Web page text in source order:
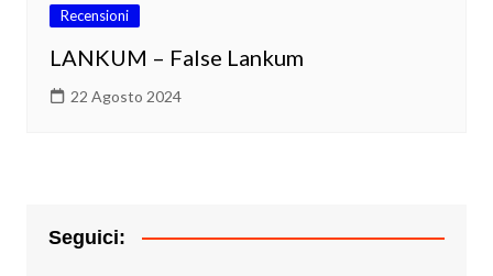
Recensioni
LANKUM – False Lankum
22 Agosto 2024
Seguici: